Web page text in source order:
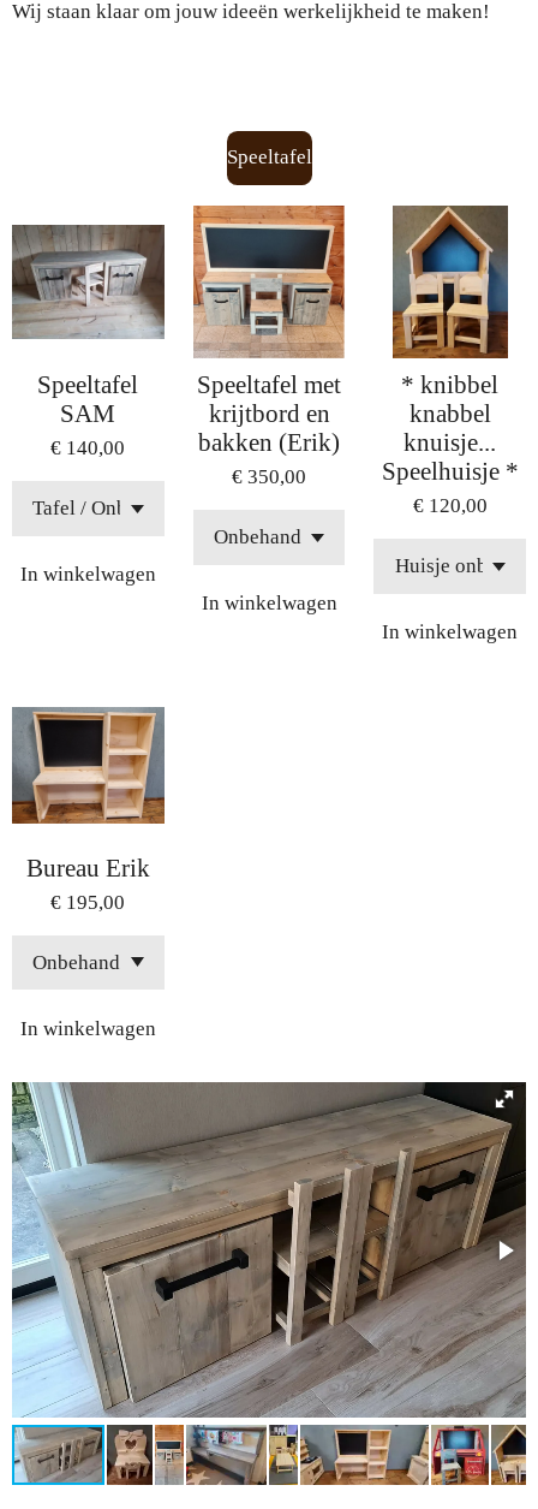
Wij staan klaar om jouw ideeën werkelijkheid te maken!
Speeltafel
Speeltafel
SAM
€ 140,00
In winkelwagen
Speeltafel met
krijtbord en
bakken (Erik)
€ 350,00
In winkelwagen
* knibbel
knabbel
knuisje...
Speelhuisje *
€ 120,00
In winkelwagen
Bureau Erik
€ 195,00
In winkelwagen